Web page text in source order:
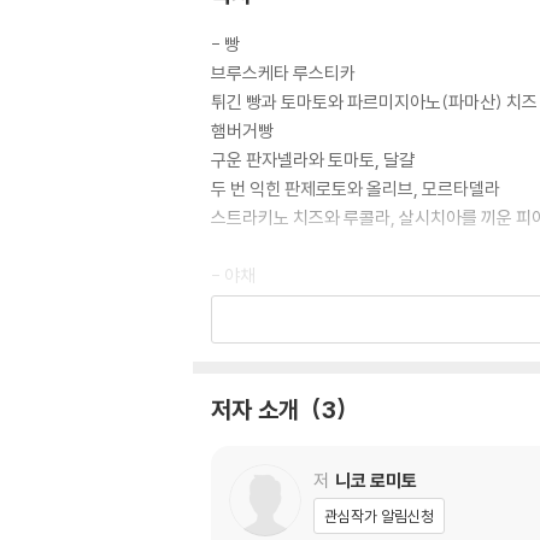
- 빵
브루스케타 루스티카
튀긴 빵과 토마토와 파르미지아노(파마산) 치즈
햄버거빵
구운 판자넬라와 토마토, 달걀
두 번 익힌 판제로토와 올리브, 모르타델라
스트라키노 치즈와 루콜라, 살시치아를 끼운 피
- 야채
감자 크림과 달걀, 송로버섯
페코리노 치즈와 주키니 호박, 민트로 만든 팔로테
무청과 페코리노 치즈로 만든 폴페타
파르미지아노 소스를 넣은 주키니 플랜
저자 소개 3
저 니코 로미토
관심작가 알림신청